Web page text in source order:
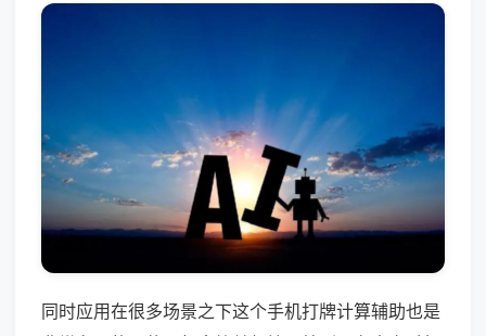
同时应用在很多场景之下这个手机打牌计算辅助也是